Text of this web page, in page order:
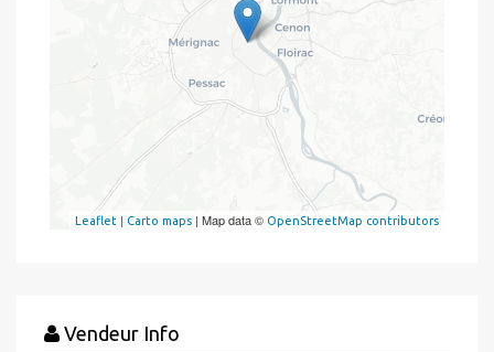
Leaflet | Carto maps | Map data © OpenStreetMap contributors
Vendeur Info